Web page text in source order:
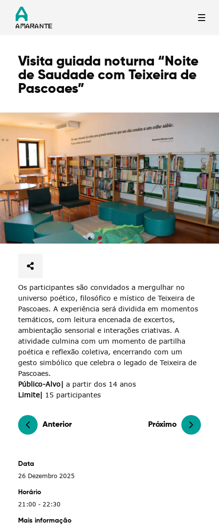
Termo de Pesquisa
Categorias gerais
Filtros
Visita guiada noturna “Noite
de Saudade com Teixeira de
Pascoaes”
Os participantes são convidados a mergulhar no
universo poético, filosófico e místico de Teixeira de
Pascoaes. A experiência será dividida em momentos
temáticos, com leitura encenada de excertos,
ambientação sensorial e interações criativas. A
atividade culmina com um momento de partilha
poética e reflexão coletiva, encerrando com um
gesto simbólico que celebra o legado de Teixeira de
Pascoaes.
Público-Alvo| a partir dos 14 anos
Limite| 15 participantes
Anterior Próximo
Data
26 Dezembro 2025
Horário
21:00 - 22:30
Mais informação